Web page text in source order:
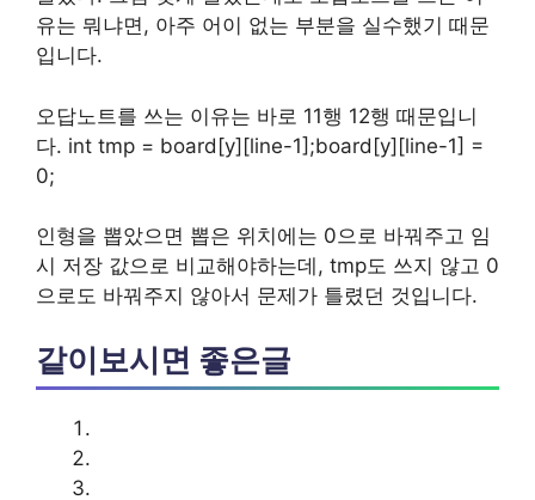
유는 뭐냐면, 아주 어이 없는 부분을 실수했기 때문
입니다.
오답노트를 쓰는 이유는 바로 11행 12행 때문입니
다. int tmp = board[y][line-1];board[y][line-1] =
0;
인형을 뽑았으면 뽑은 위치에는 0으로 바꿔주고 임
시 저장 값으로 비교해야하는데, tmp도 쓰지 않고 0
으로도 바꿔주지 않아서 문제가 틀렸던 것입니다.
같이보시면 좋은글